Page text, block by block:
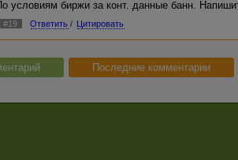
условиям биржи за конт. данные банн.
#19 Ответить / Цитировать
Последние комментарии